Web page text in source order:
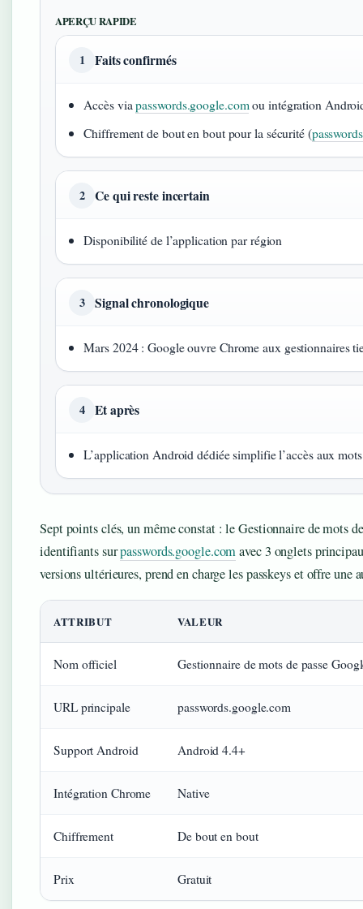
APERÇU RAPIDE
1 Faits confirmés
Accès viapasswords.google.comou intégration
Chiffrement de bout en bout pour la sécurité (
2 Ce qui reste incertain
Disponibilité de l’application par région
3 Signal chronologique
Mars 2024 : Google ouvre Chrome aux gestionnaires
4 Et après
L’application Android dédiée simplifie l’accès aux
Sept points clés, un même constat : le Gestionnaire de mots
identifiants surpasswords.google.comavec 3 onglets
versions ultérieures, prend en charge les passkeys et offre
ATTRIBUT VALEUR
Nom officiel Gestionnaire de mots de passe
URL principale passwords.google.com
Support Android Android 4.4+
Intégration Chrome Native
Chiffrement De bout en bout
Prix Gratuit